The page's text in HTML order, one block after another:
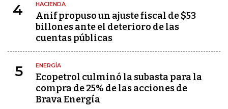
4 HACIENDA
Anif propuso un ajuste fiscal de $53
billones ante el deterioro de las
cuentas públicas
5 ENERGÍA
Ecopetrol culminó la subasta para la
compra de 25% de las acciones de
Brava Energía